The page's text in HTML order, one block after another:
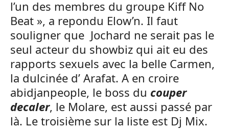
l’un des membres du groupe Kiff No
Beat », a repondu Elow’n. Il faut
souligner que Jochard ne serait pas le
seul acteur du showbiz qui ait eu des
rapports sexuels avec la belle Carmen,
la dulcinée d’ Arafat. A en croire
abidjanpeople, le boss du couper
decaler, le Molare, est aussi passé par
là. Le troisième sur la liste est Dj Mix.